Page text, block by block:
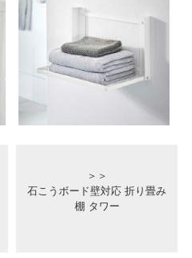
＞＞
石こうボード壁対応 折り畳み
棚 タワー